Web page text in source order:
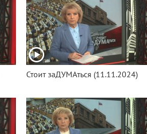
Стоит заДУМАться (11.11.2024)